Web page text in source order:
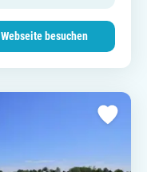
Webseite besuchen